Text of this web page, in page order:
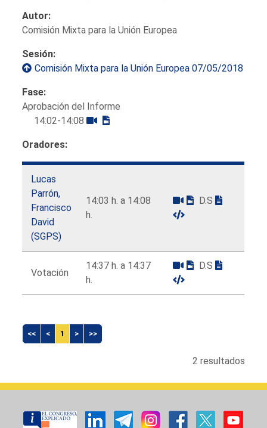
Autor:
Comisión Mixta para la Unión Europea
Sesión:
Comisión Mixta para la Unión Europea 07/05/2018
Fase:
Aprobación del Informe
14:02-14:08
Oradores:
Lucas
Parrón,
Francisco
David
(SGPS)
14:03 h. a 14:08
h.
D.S
Votación
14:37 h. a 14:37
h.
D.S
<< < 1 > >>
2 resultados